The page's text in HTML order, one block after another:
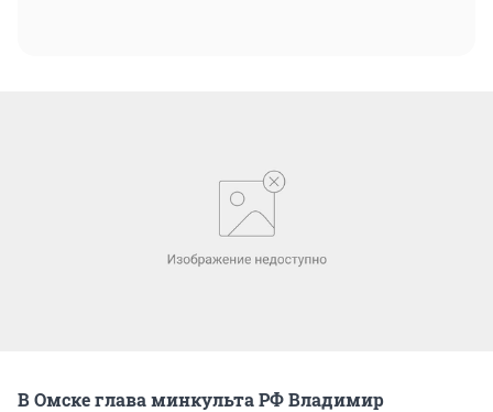
В Омске глава минкульта РФ Владимир